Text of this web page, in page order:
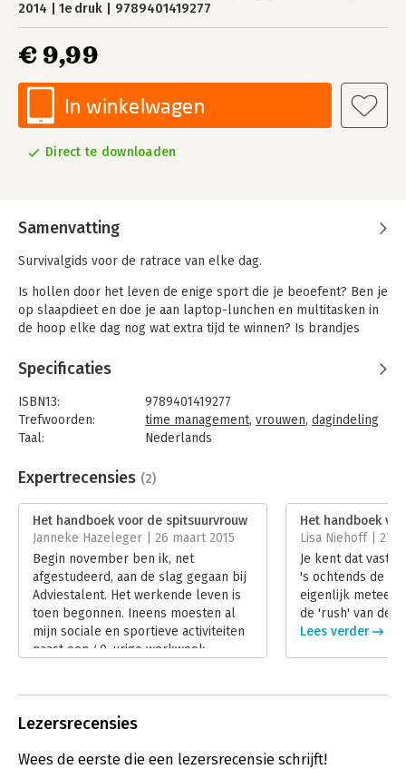
2014
1e druk 9789401419277
€ 9,99
In winkelwagen
Direct te downloaden
Samenvatting
Survivalgids voor de ratrace van elke dag.
Is hollen door het leven de enige sport die je beoefent? Ben je
op slaapdieet en doe je aan laptop-lunchen en multitasken in
de hoop elke dag nog wat extra tijd te winnen? Is brandjes
vrouwen, één langgerekt spitsuur? Dan is 'Het handboek voor
de spitsuurvrouw' beslist iets voor jou!
In dit boek leert life & business coach Sara Van Wesenbeeck je
om de spitsuurmomenten in je leven en werk beter te
beproefde recepten aan, zodat je niet langer hoeft te zwichten
voor de waan(zin) van de dag. Je combineert voortaan vlot al je
rollen, vindt rust en evenwicht én houdt weer tijd over voor
datgene wat er echt toe doet. Een absolute mustread voor
iedereen die weer zelf de regisseur wil worden van zijn leven!
Specificaties
ISBN13:
9789401419277
Trefwoorden:
time management, vrouwen, dagindeling
Taal:
Nederlands
Beveiliging:
watermerk
Aantal pagina's:
Uitgever:
Lannoo
Druk:
1
Verschijningsdatum:
15-10-2014
Hoofdrubriek: Persoonlijke effectiviteit
Expertrecensies (2)
Het handboek voor de spitsuurvrouw
Janneke Hazeleger | 26 maart 2015
Begin november ben ik, net
afgestudeerd, aan de slag gegaan bij
Adviestalent. Het werkende leven is
toen begonnen. Ineens moesten al
mijn sociale en sportieve activiteiten
naast een 40-urige werkweek
het handig om goed te kunnen
deze nieuwe stormbaan goed te
Het handboek
Lisa Niehoff | 27
Je kent dat vast
's ochtends de
eigenlijk meteen
de 'rush' van de
Lees verder
Lezersrecensies
Wees de eerste die een lezersrecensie schrijft!